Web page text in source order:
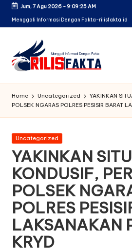
Skip
Jum, 7 Agu 2026- 9:09:25 AM
Menggali Informasi Dengan Fakta-rilisfakta.id
Home Uncategorized
YAKINKAN
POLSEK NGARAS POLRES PESISIR BARAT
Posted
Uncategorized
YAKINKAN
KONDUSIF,
POLSEK
POLRES
LAKSANAKAN
KRYD